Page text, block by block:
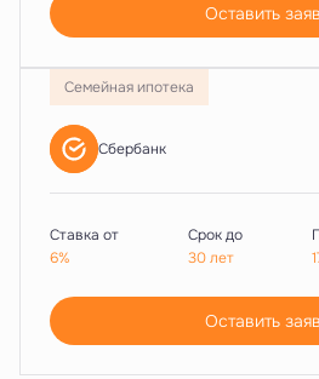
Оставить
Семейная ипотека
Сбербанк
Ставка от
6%
Срок до
30 лет
Оставить